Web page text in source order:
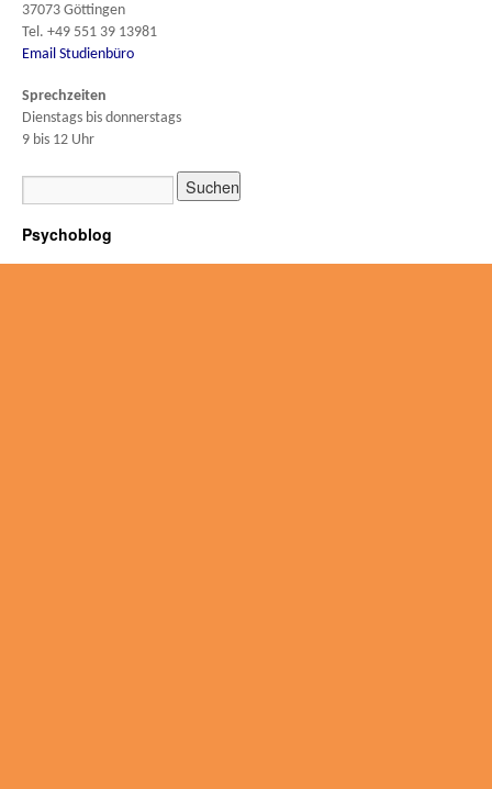
37073 Göttingen
Tel. +49 551 39 13981
Email Studienbüro
Sprechzeiten
Dienstags bis donnerstags
9 bis 12 Uhr
Psychoblog